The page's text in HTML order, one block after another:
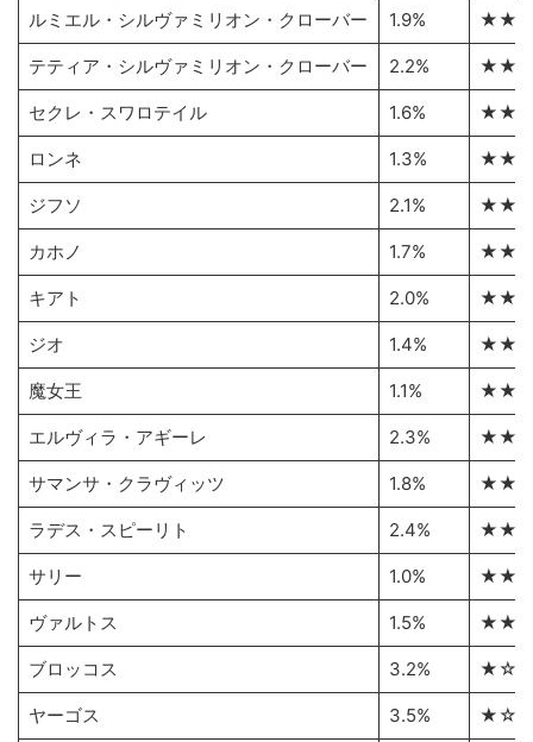
ルミエル・シルヴァミリオン・クローバー 1.9%
テティア・シルヴァミリオン・クローバー 2.2%
セクレ・スワロテイル 1.6%
ロンネ 1.3%
ジフソ 2.1%
カホノ 1.7%
キアト 2.0%
ジオ 1.4%
魔女王 1.1%
エルヴィラ・アギーレ 2.3%
サマンサ・クラヴィッツ 1.8%
ラデス・スピーリト 2.4%
サリー 1.0%
ヴァルトス 1.5%
ブロッコス 3.2%
ヤーゴス 3.5%